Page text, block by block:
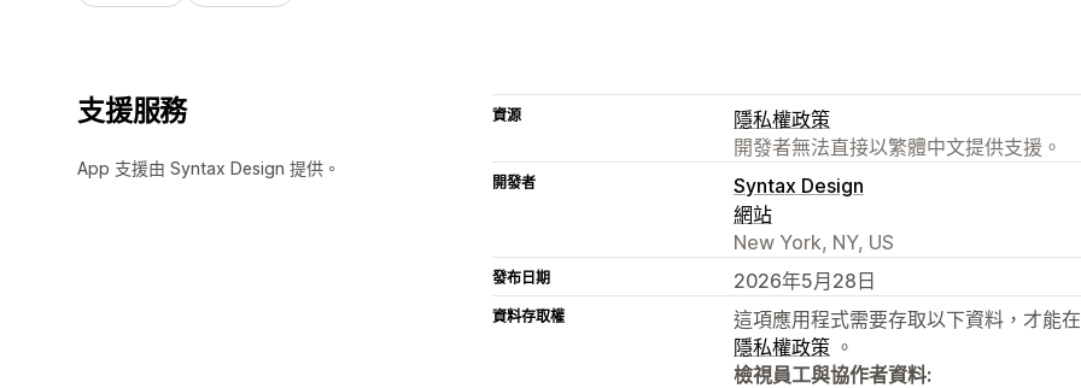
支援服務
App 支援由 Syntax Design 提供。
資源
隱私權政策
開發者無法直接以繁體中文提供支援。
開發者
Syntax Design
網站
New York, NY, US
發布日期 2026年5月28日
資料存取權
這項應用程式需要存取以下資料，才能
隱私權政策 。
檢視員工與協作者資料: